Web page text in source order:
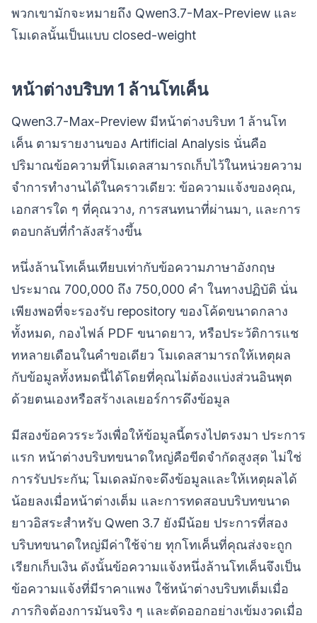
พวกเขามักจะหมายถึง Qwen3.7-Max-Preview และ
โมเดลนั้นเป็นแบบ closed-weight
หน้าต่างบริบท 1 ล้านโทเค็น
Qwen3.7-Max-Preview มีหน้าต่างบริบท 1 ล้านโท
เค็น ตามรายงานของ Artificial Analysis นั่นคือ
ปริมาณข้อความที่โมเดลสามารถเก็บไว้ในหน่วยความ
จำการทำงานได้ในคราวเดียว: ข้อความแจ้งของคุณ,
เอกสารใด ๆ ที่คุณวาง, การสนทนาที่ผ่านมา, และการ
ตอบกลับที่กำลังสร้างขึ้น
หนึ่งล้านโทเค็นเทียบเท่ากับข้อความภาษาอังกฤษ
ประมาณ 700,000 ถึง 750,000 คำ ในทางปฏิบัติ นั่น
เพียงพอที่จะรองรับ repository ของโค้ดขนาดกลาง
ทั้งหมด, กองไฟล์ PDF ขนาดยาว, หรือประวัติการแช
ทหลายเดือนในคำขอเดียว โมเดลสามารถให้เหตุผล
กับข้อมูลทั้งหมดนี้ได้โดยที่คุณไม่ต้องแบ่งส่วนอินพุต
ด้วยตนเองหรือสร้างเลเยอร์การดึงข้อมูล
มีสองข้อควรระวังเพื่อให้ข้อมูลนี้ตรงไปตรงมา ประการ
แรก หน้าต่างบริบทขนาดใหญ่คือขีดจำกัดสูงสุด ไม่ใช่
การรับประกัน; โมเดลมักจะดึงข้อมูลและให้เหตุผลได้
น้อยลงเมื่อหน้าต่างเต็ม และการทดสอบบริบทขนาด
ยาวอิสระสำหรับ Qwen 3.7 ยังมีน้อย ประการที่สอง
บริบทขนาดใหญ่มีค่าใช้จ่าย ทุกโทเค็นที่คุณส่งจะถูก
เรียกเก็บเงิน ดังนั้นข้อความแจ้งหนึ่งล้านโทเค็นจึงเป็น
ข้อความแจ้งที่มีราคาแพง ใช้หน้าต่างบริบทเต็มเมื่อ
ภารกิจต้องการมันจริง ๆ และตัดออกอย่างเข้มงวดเมื่อ